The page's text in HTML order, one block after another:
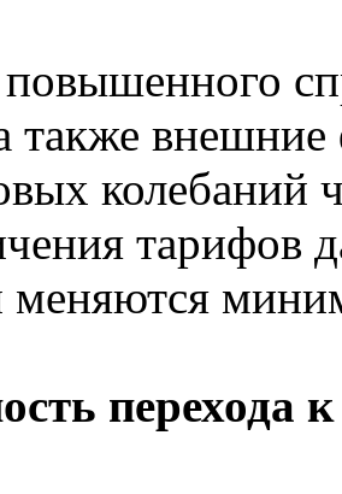
также внешние
колебаний
тарифов
меняются
перехода